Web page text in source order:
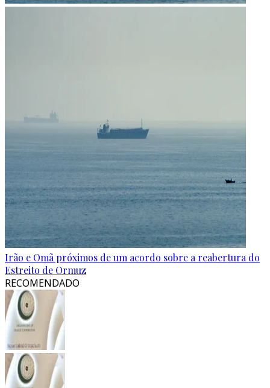
Irão e Omã próximos de um acordo sobre a reabertura do
Estreito de Ormuz
RECOMENDADO